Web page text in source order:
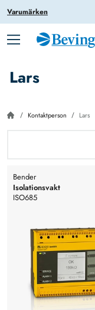
Varumärken
Lars
Kontaktperson Lars
Bender
Isolationsvakt
ISO685